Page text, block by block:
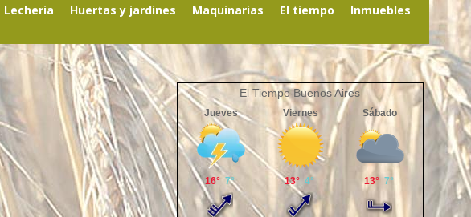
Lecheria Huertas y jardines Maquinarias El tiempo
Inmuebles
El Tiempo Buenos Aires